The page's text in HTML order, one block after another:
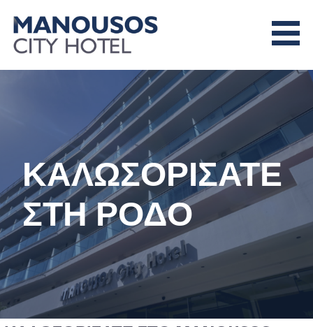
content
MANOUSOS CITY HOTEL
ΚΑΛΩΣΟΡΙΣΑΤΕ
ΣΤΗ ΡΟΔΟ